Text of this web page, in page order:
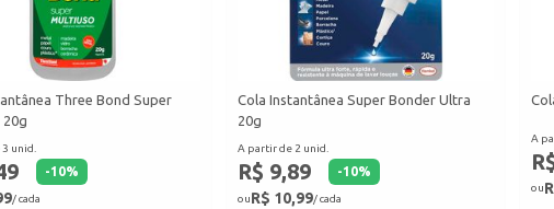
Three Bond Super
unid.
-10%
/ cada
Cola Instantânea Super Bonder Ultra
20g
A partir de 2 unid.
R$ 9,89 -10%
ouR$ 10,99/ cada
A
ou